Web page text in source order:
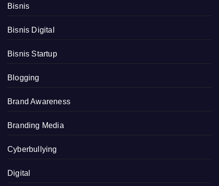
Bisnis
Bisnis Digital
Bisnis Startup
Blogging
Brand Awareness
Branding Media
Cyberbullying
Digital